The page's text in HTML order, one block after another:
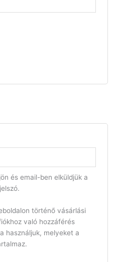
és email-ben elküldjük a
történő vásárlási
való hozzáférés
használjuk, melyeket a